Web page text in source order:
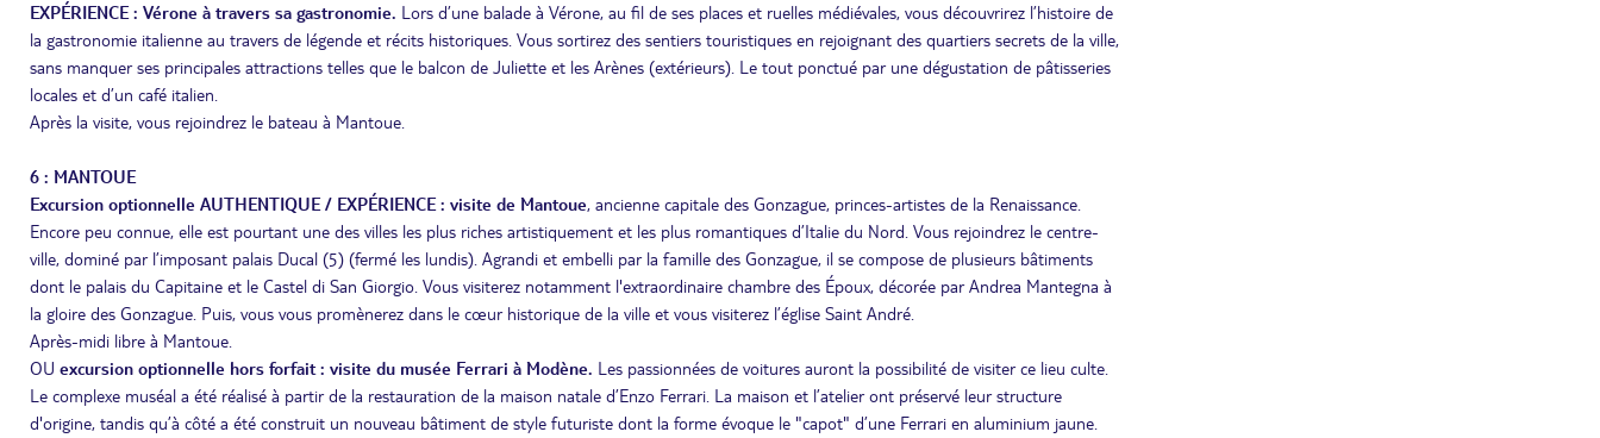
EXPÉRIENCE : Vérone à travers sa gastronomie. Lors d’une balade à Vérone, au fil de ses places et ruelles médiévales, vous découvrirez l’histoire de
la gastronomie italienne au travers de légende et récits historiques. Vous sortirez des sentiers touristiques en rejoignant des quartiers secrets de la ville,
sans manquer ses principales attractions telles que le balcon de Juliette et les Arènes (extérieurs). Le tout ponctué par une dégustation de pâtisseries
locales et d’un café italien.
Après la visite, vous rejoindrez le bateau à Mantoue.
6 : MANTOUE
Excursion optionnelle AUTHENTIQUE / EXPÉRIENCE : visite de Mantoue, ancienne capitale des Gonzague, princes-artistes de la Renaissance.
Encore peu connue, elle est pourtant une des villes les plus riches artistiquement et les plus romantiques d’Italie du Nord. Vous rejoindrez le centre-
ville, dominé par l’imposant palais Ducal (5) (fermé les lundis). Agrandi et embelli par la famille des Gonzague, il se compose de plusieurs bâtiments
dont le palais du Capitaine et le Castel di San Giorgio. Vous visiterez notamment l'extraordinaire chambre des Époux, décorée par Andrea Mantegna à
la gloire des Gonzague. Puis, vous vous promènerez dans le cœur historique de la ville et vous visiterez l’église Saint André.
Après-midi libre à Mantoue.
OU excursion optionnelle hors forfait : visite du musée Ferrari à Modène. Les passionnées de voitures auront la possibilité de visiter ce lieu culte.
Le complexe muséal a été réalisé à partir de la restauration de la maison natale d’Enzo Ferrari. La maison et l’atelier ont préservé leur structure
d'origine, tandis qu’à côté a été construit un nouveau bâtiment de style futuriste dont la forme évoque le "capot" d’une Ferrari en aluminium jaune.